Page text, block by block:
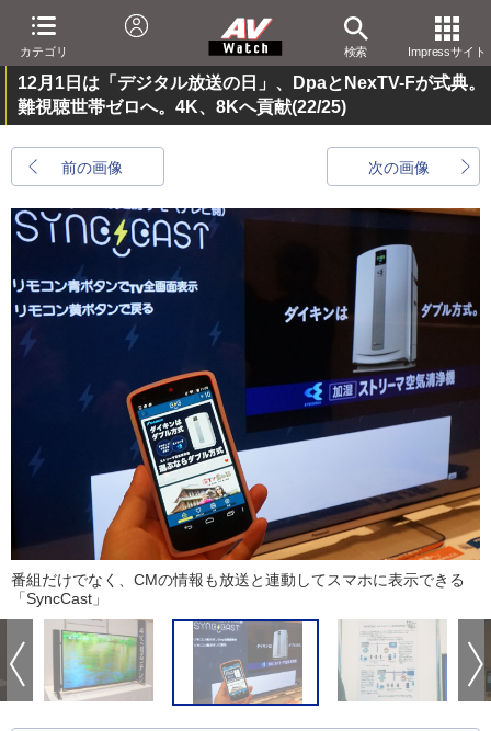
カテゴリ 検索 Impressサイト
12月1日は「デジタル放送の日」、DpaとNexTV-Fが式典。
難視聴世帯ゼロへ。4K、8Kへ貢献(22/25)
前の画像 次の画像
番組だけでなく、CMの情報も放送と連動してスマホに表示できる
「SyncCast」